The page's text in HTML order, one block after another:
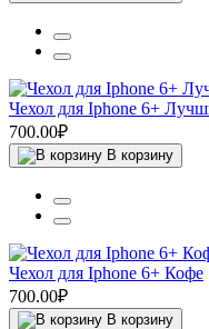
Чехол для Iphone 6+
700.00₽
В корзину
Чехол для Iphone 6+ Кофе
700.00₽
В корзину